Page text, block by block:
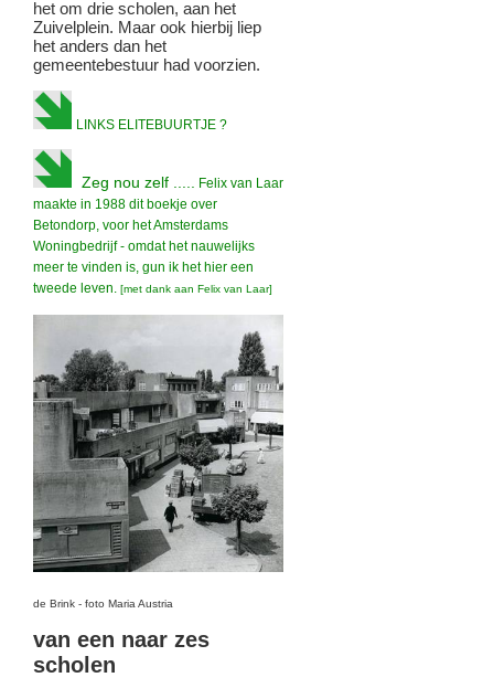
het om drie scholen, aan het
Zuivelplein. Maar ook hierbij liep
het anders dan het
gemeentebestuur had voorzien.
LINKS ELITEBUURTJE ?
Zeg nou zelf .....
Felix van Laar
maakte in 1988 dit boekje over
Betondorp, voor het Amsterdams
Woningbedrijf - omdat het nauwelijks
meer te vinden is, gun ik het hier een
tweede leven.
[met dank aan Felix van Laar]
de Brink - foto Maria Austria
van een naar zes
scholen